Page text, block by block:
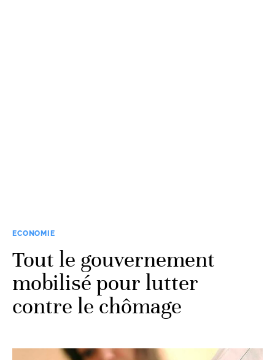
ECONOMIE
Tout le gouvernement
mobilisé pour lutter
contre le chômage